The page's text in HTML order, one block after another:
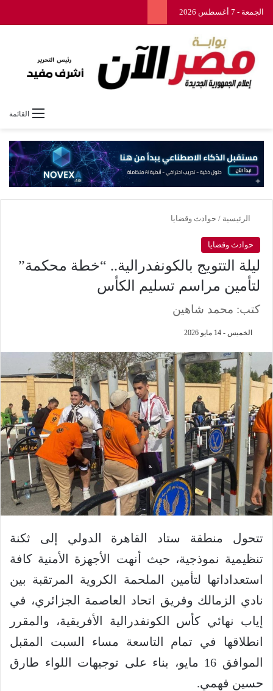
الجمعة - 7 أغسطس 2026
القائمة
الرئيسية / حوادث وقضايا
حوادث وقضايا
ليلة التتويج بالكونفدرالية.. “خطة محكمة”
لتأمين مراسم تسليم الكأس
كتب: محمد شاهين
الخميس - 14 مايو 2026
تتحول منطقة ستاد القاهرة الدولي إلى ثكنة
تنظيمية نموذجية، حيث أنهت الأجهزة الأمنية كافة
استعداداتها لتأمين الملحمة الكروية المرتقبة بين
نادي الزمالك وفريق اتحاد العاصمة الجزائري، في
إياب نهائي كأس الكونفدرالية الأفريقية، والمقرر
انطلاقها في تمام التاسعة مساء السبت المقبل
الموافق 16 مايو، بناء على توجيهات اللواء طارق
حسين فهمي.